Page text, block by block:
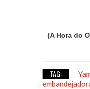
(A Hora do
TAG: